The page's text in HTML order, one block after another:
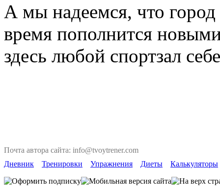
А мы надеемся, что
время пополнится
здесь любой спортзал
Почта автора сайта: info@tvoytrener.com
Дневник
Тренировки Упражнения Диеты Калькуляторы